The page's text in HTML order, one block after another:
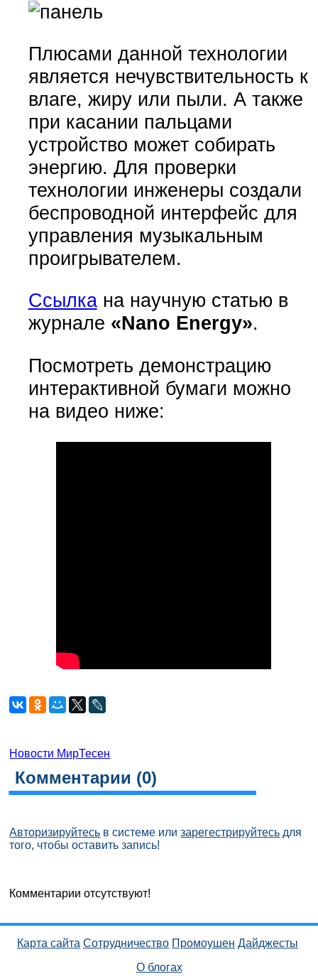
Плюсами данной технологии
является нечувствительность к
влаге, жиру или пыли. А также
при касании пальцами
устройство может собирать
энергию. Для проверки
технологии инженеры создали
беспроводной интерфейс для
управления музыкальным
проигрывателем.
Ссылкана научную статью в
журнале «Nano Energy».
Посмотреть демонстрацию
интерактивной бумаги можно
на видео ниже:
Новости МирТесен
Комментарии (0)
Авторизируйтесь в системе илизарегестрируйтесь для
того, чтобы оставить запись!
Комментарии отсутствуют!
Карта сайта Сотрудничество Промоушен Дайджесты
О блогах